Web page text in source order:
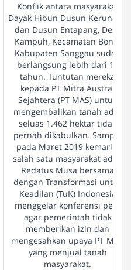
Konflik antara masyarakat
Dayak Hibun Dusun Kerunang
dan Dusun Entapang, Desa
Kampuh, Kecamatan Bonti,
Kabupaten Sanggau sudah
berlangsung lebih dari 10
tahun. Tuntutan mereka
kepada PT Mitra Austral
Sejahtera (PT MAS) untuk
mengembalikan tanah adat
seluas 1.462 hektar tidak
pernah dikabulkan. Sampai
pada Maret 2019 kemarin,
salah satu masyarakat adat,
Redatus Musa bersama
dengan Transformasi untuk
Keadilan (TuK) Indonesia
menggelar konferensi pers
agar pemerintah tidak
memberikan izin dan
mengesahkan upaya PT MAS
yang menjual tanah
masyarakat.